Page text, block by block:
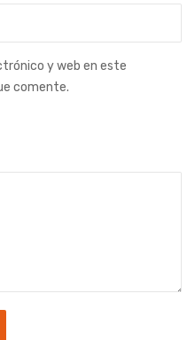
y web en este
comente.